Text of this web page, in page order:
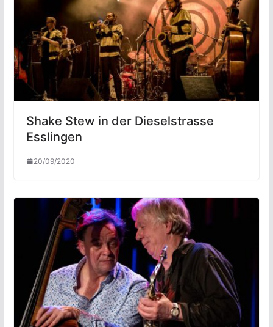
Shake Stew in der Dieselstrasse
Esslingen
20/09/2020